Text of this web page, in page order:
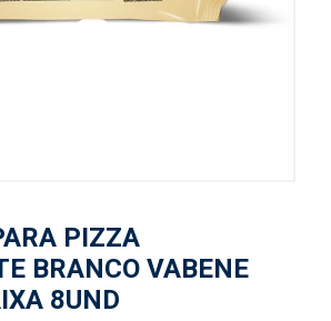
PIZZA
BRANCO VABENE
8UND